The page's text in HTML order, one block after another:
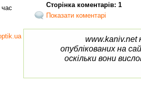
Сторінка коментарів: 1
Показати коментарі
www.kaniv.net
опублікованих на
оскільки вони